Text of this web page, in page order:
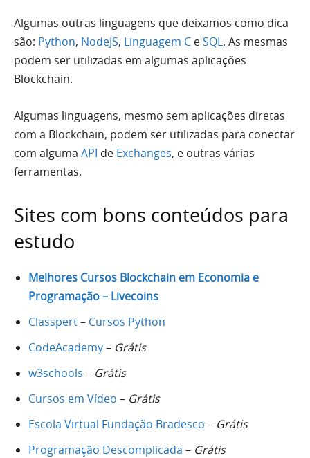
Algumas outras linguagens que deixamos como dica
são: Python, NodeJS, Linguagem C eSQL. As mesmas
podem ser utilizadas em algumas aplicações
Blockchain.
Algumas linguagens, mesmo sem aplicações diretas
com a Blockchain, podem ser utilizadas para conectar
com alguma API de Exchanges, e outras várias
ferramentas.
Sites com bons conteúdos para
estudo
Melhores Cursos Blockchain em Economia e
Programação – Livecoins
Classpert– Cursos Python
CodeAcademy– Grátis
w3schools – Grátis
Cursos em Vídeo – Grátis
Escola Virtual Fundação Bradesco – Grátis
Programação Descomplicada – Grátis